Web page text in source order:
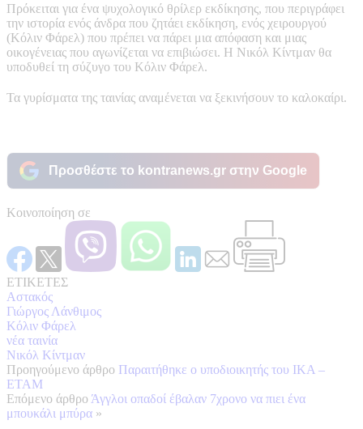
Πρόκειται για ένα ψυχολογικό θρίλερ εκδίκησης, που περιγράφει
την ιστορία ενός άνδρα που ζητάει εκδίκηση, ενός χειρουργού
(Κόλιν Φάρελ) που πρέπει να πάρει μια απόφαση και μιας
οικογένειας που αγωνίζεται να επιβιώσει. Η Νικόλ Κίντμαν θα
υποδυθεί τη σύζυγο του Κόλιν Φάρελ.
Τα γυρίσματα της ταινίας αναμένεται να ξεκινήσουν το καλοκαίρι.
Προσθέστε το kontranews.gr στην Google
Κοινοποίηση σε
ΕΤΙΚΕΤΕΣ
Αστακός
Γιώργος Λάνθιμος
Κόλιν Φάρελ
νέα ταινία
Νικόλ Κίντμαν
Προηγούμενο άρθρο Παραιτήθηκε ο υποδιοικητής του ΙΚΑ –
ΕΤΑΜ
Επόμενο άρθρο Άγγλοι οπαδοί έβαλαν 7χρονο να πιει ένα
μπουκάλι μπύρα »